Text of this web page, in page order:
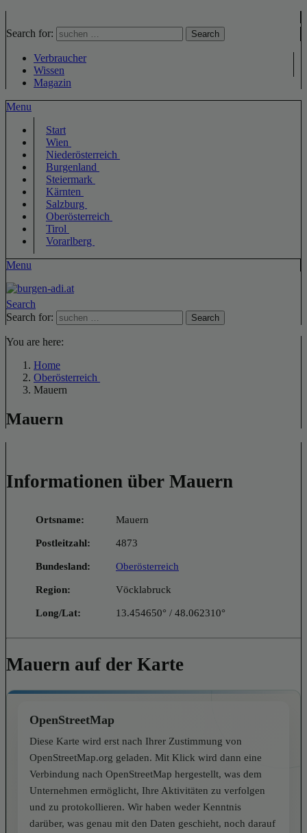
Search for: Search
Verbraucher
Wissen
Magazin
Menu
Start
Wien
Niederösterreich
Burgenland
Steiermark
Kärnten
Salzburg
Oberösterreich
Tirol
Vorarlberg
Menu
Search
Search for:
Search
You are here:
Home
Oberösterreich
Mauern
Mauern
Informationen über Mauern
Ortsname: Mauern
Postleitzahl: 4873
Bundesland: Oberösterreich
Region: Vöcklabruck
Long/Lat: 13.454650° / 48.062310°
Mauern auf der Karte
OpenStreetMap
Diese Karte wird erst nach Ihrer Zustimmung von
OpenStreetMap.org geladen. Mit Klick wird dann eine
Verbindung nach OpenStreetMap hergestellt, was dem
Unternehmen ermöglicht, Ihre Aktivitäten zu verfolgen
und zu protokollieren. Wir haben weder Kenntnis
darüber, was genau mit den Daten geschieht, noch darauf